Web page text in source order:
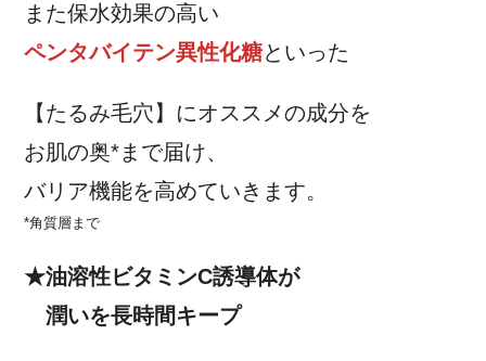
また保水効果の高い
ペンタバイテン異性化糖といった
【たるみ毛穴】にオススメの成分を
お肌の奥*まで届け、
バリア機能を高めていきます。
*角質層まで
★油溶性ビタミンC誘導体が
潤いを長時間キープ